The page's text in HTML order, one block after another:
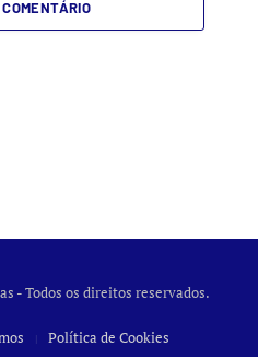
- Todos os direitos reservados.
Política de Cookies